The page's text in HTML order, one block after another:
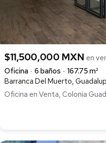
$11,500,000 MXN en
Oficina
6 baños
167.75 m²
Barranca Del Muerto,
Oficina en Venta, Colonia